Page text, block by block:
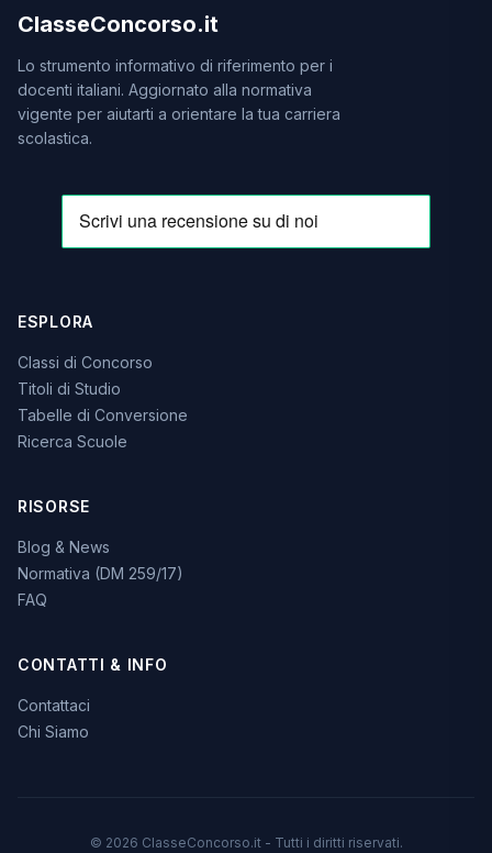
ClasseConcorso.it
Lo strumento informativo di riferimento per i
docenti italiani. Aggiornato alla normativa
vigente per aiutarti a orientare la tua carriera
scolastica.
ESPLORA
Classi di Concorso
Titoli di Studio
Tabelle di Conversione
Ricerca Scuole
RISORSE
Blog & News
Normativa (DM 259/17)
FAQ
CONTATTI & INFO
Contattaci
Chi Siamo
© 2026 ClasseConcorso.it - Tutti i diritti riservati.